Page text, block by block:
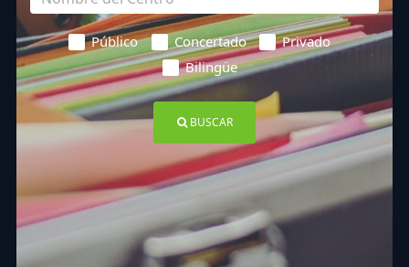
Público Concertado
Privado
Bilingüe
BUSCAR